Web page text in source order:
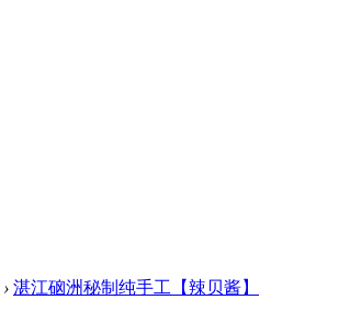
› 湛江硇洲秘制纯手工【辣贝酱】